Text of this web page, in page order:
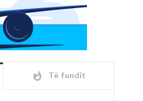
whatshot Të fundit